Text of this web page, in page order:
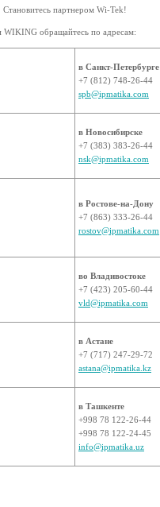
партнером Wi-Tek!
WIKING обращайтесь по адресам:
в Санкт-Петербурге
+7 (812) 748-26-44
spb@ipmatika.com
в Новосибирске
+7 (383) 383-26-44
nsk@ipmatika.com
в Ростове-на-Дону
+7 (863) 333-26-44
rostov@ipmatika.com
во Владивостоке
+7 (423) 205-60-44
vld@ipmatika.com
в Астане
+7 (717) 247-29-72
astana@ipmatika.kz
в Ташкенте
+998 78 122-26-44
+998 78 122-24-45
info@ipmatika.uz